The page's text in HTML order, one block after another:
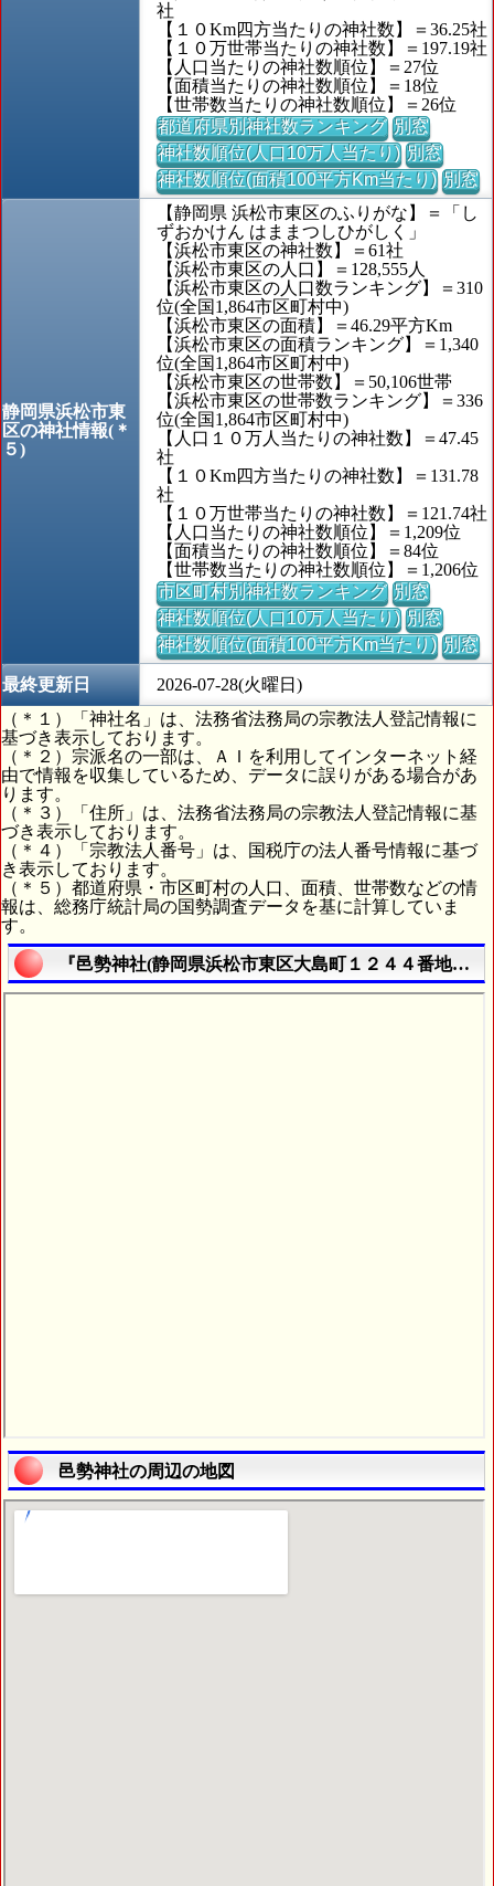
社
【１０Km四方当たりの神社数】＝36.25社
【１０万世帯当たりの神社数】＝197.19社
【人口当たりの神社数順位】＝27位
【面積当たりの神社数順位】＝18位
【世帯数当たりの神社数順位】＝26位
都道府県別神社数ランキング 別窓
神社数順位(人口10万人当たり) 別窓
神社数順位(面積100平方Km当たり) 別窓
静岡県浜松市東
区の神社情報(＊
５)
【静岡県 浜松市東区のふりがな】＝「し
ずおかけん はままつしひがしく」
【浜松市東区の神社数】＝61社
【浜松市東区の人口】＝128,555人
【浜松市東区の人口数ランキング】＝310
位(全国1,864市区町村中)
【浜松市東区の面積】＝46.29平方Km
【浜松市東区の面積ランキング】＝1,340
位(全国1,864市区町村中)
【浜松市東区の世帯数】＝50,106世帯
【浜松市東区の世帯数ランキング】＝336
位(全国1,864市区町村中)
【人口１０万人当たりの神社数】＝47.45
社
【１０Km四方当たりの神社数】＝131.78
社
【１０万世帯当たりの神社数】＝121.74社
【人口当たりの神社数順位】＝1,209位
【面積当たりの神社数順位】＝84位
【世帯数当たりの神社数順位】＝1,206位
市区町村別神社数ランキング 別窓
神社数順位(人口10万人当たり) 別窓
神社数順位(面積100平方Km当たり) 別窓
最終更新日
2026-07-28(火曜日)
（＊１）「神社名」は、法務省法務局の宗教法人登記情報に
基づき表示しております。
（＊２）宗派名の一部は、ＡＩを利用してインターネット経
由で情報を収集しているため、データに誤りがある場合があ
ります。
（＊３）「住所」は、法務省法務局の宗教法人登記情報に基
づき表示しております。
（＊４）「宗教法人番号」は、国税庁の法人番号情報に基づ
き表示しております。
（＊５）都道府県・市区町村の人口、面積、世帯数などの情
報は、総務庁統計局の国勢調査データを基に計算していま
す。
『邑勢神社(静岡県浜松市東区大島町１２４４番地の
邑勢神社の周辺の地図